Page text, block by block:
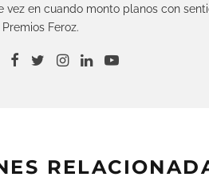
vez en cuando monto planos con
Feroz.